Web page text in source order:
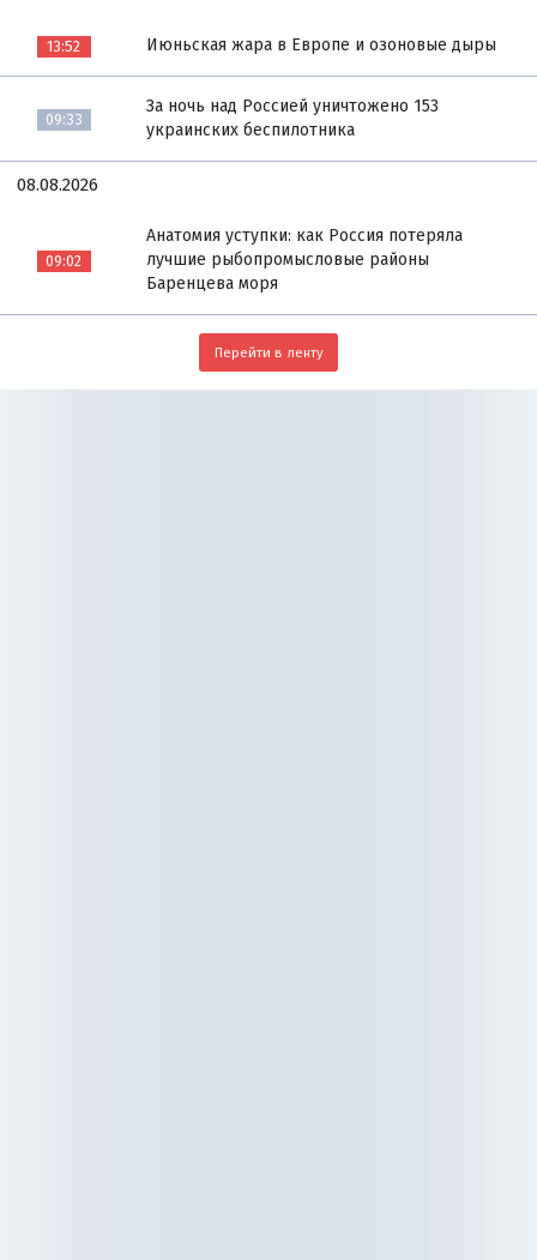
13:52 Июньская жара в Европе и озоновые дыры
09:33
За ночь над Россией уничтожено 153
украинских беспилотника
08.08.2026
09:02
Анатомия уступки: как Россия потеряла
лучшие рыбопромысловые районы
Баренцева моря
Перейти в ленту